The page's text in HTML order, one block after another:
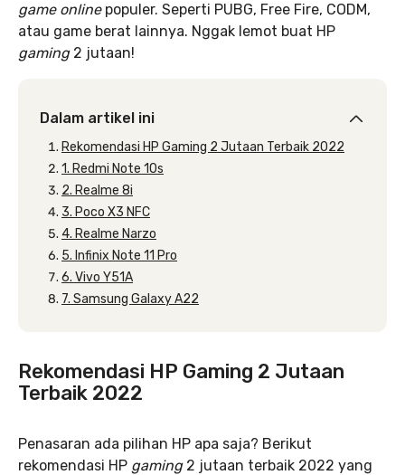
game online populer. Seperti PUBG, Free Fire, CODM,
atau game berat lainnya. Nggak lemot buat HP
gaming 2 jutaan!
Dalam artikel ini
Rekomendasi HP Gaming 2 Jutaan Terbaik 2022
1. Redmi Note 10s
2. Realme 8i
3. Poco X3 NFC
4. Realme Narzo
5. Infinix Note 11 Pro
6. Vivo Y51A
7. Samsung Galaxy A22
Rekomendasi HP Gaming 2 Jutaan
Terbaik 2022
Penasaran ada pilihan HP apa saja? Berikut
rekomendasi HP gaming 2 jutaan terbaik 2022 yang